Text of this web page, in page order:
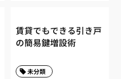
賃貸でもできる引き戸
の簡易鍵増設術
未分類